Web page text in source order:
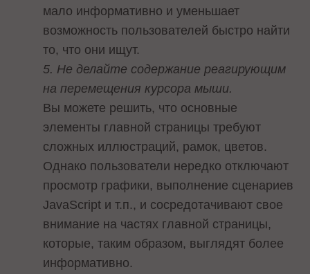
мало информативно и уменьшает
возможность пользователей быстро найти
то, что они ищут.
5. Не делайте содержание реагирующим
на перемещения курсора мыши.
Вы можете решить, что основные
элементы главной страницы требуют
сложных иллюстраций, рамок, цветов.
Однако пользователи нередко отключают
просмотр графики, выполнение сценариев
JavaScript и т.п., и сосредотачивают свое
внимание на частях главной страницы,
которые, таким образом, выглядят более
информативно.